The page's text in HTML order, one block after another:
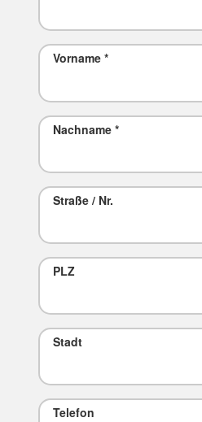
Vorname*
Nachname*
Straße / Nr.
PLZ
Stadt
Telefon